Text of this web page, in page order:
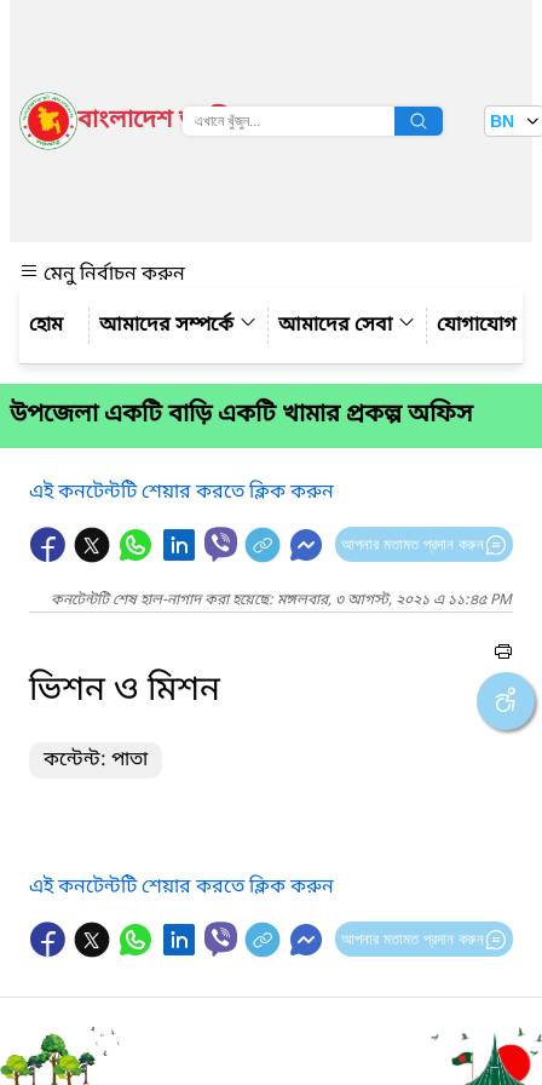
বাংলাদেশ জাতীয় তথ্য বাতায়ন BN
মেনু নির্বাচন করুন
আমাদের সম্পর্কে
আমাদের সেবা যোগাযোগ
উপজেলা একটি বাড়ি একটি খামার প্রকল্প অফিস
এই কনটেন্টটি শেয়ার করতে ক্লিক করুন
আপনার মতামত প্রদান করুন
কনটেন্টটি শেষ হাল-নাগাদ করা হয়েছে: মঙ্গলবার, ৩ আগস্ট, ২০২১ এ ১১:৪৫ PM
ভিশন ও মিশন
কন্টেন্ট: পাতা
এই কনটেন্টটি শেয়ার করতে ক্লিক করুন
আপনার মতামত প্রদান করুন